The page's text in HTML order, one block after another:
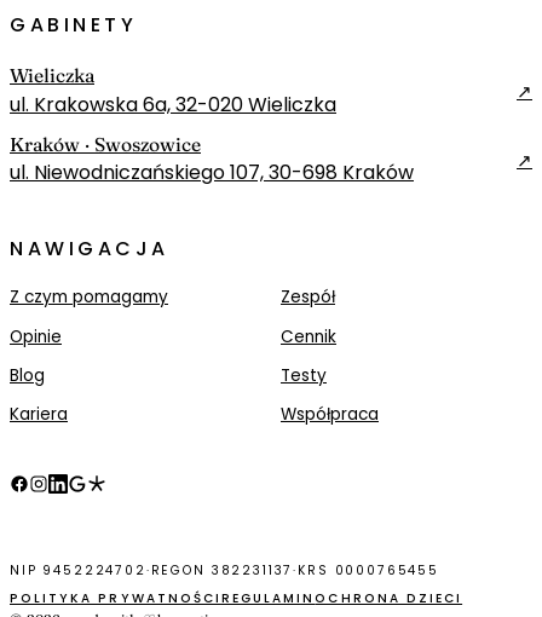
GABINETY
Wieliczka
ul. Krakowska 6a, 32-020 Wieliczka ↗
Kraków · Swoszowice
ul. Niewodniczańskiego 107, 30-698 Kraków ↗
NAWIGACJA
Z czym pomagamy
Zespół
Opinie
Cennik
Blog
Testy
Kariera
Współpraca
NIP 9452224702· REGON 382231137· KRS 0000765455
POLITYKA PRYWATNOŚCI REGULAMINOCHRONA DZIECI